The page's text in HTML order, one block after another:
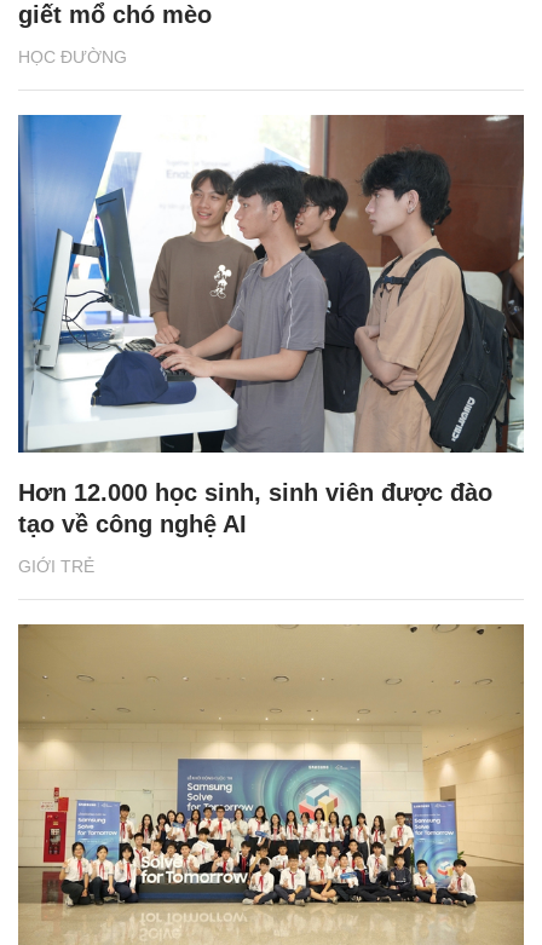
HỌC ĐƯỜNG
giết mổ chó mèo
GIỚI TRẺ
Hơn 12.000 học sinh, sinh viên được đào
tạo về công nghệ AI